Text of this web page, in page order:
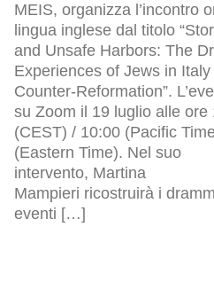
MEIS, organizza l’incontro
lingua inglese dal titolo
and Unsafe Harbors: The
Experiences of Jews in
Counter-Reformation”.
su Zoom il 19 luglio alle ore
(CEST) / 10:00 (Pacific
(Eastern Time). Nel suo
intervento, Martina
Mampieri ricostruirà i
eventi […]